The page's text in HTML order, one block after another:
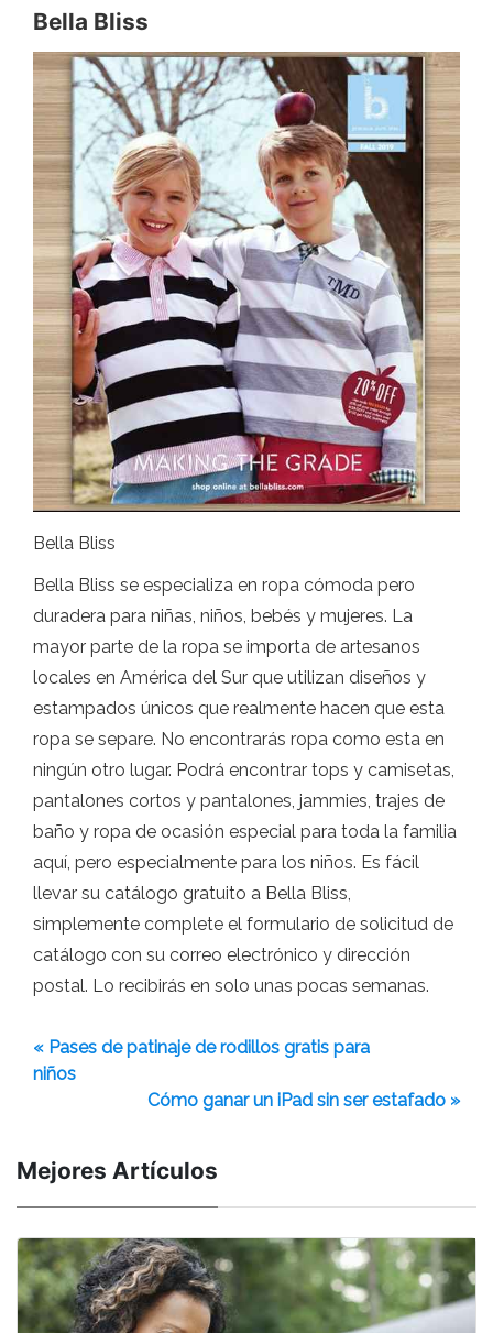
Bella Bliss
Bella Bliss
Bella Bliss se especializa en ropa cómoda pero
duradera para niñas, niños, bebés y mujeres. La
mayor parte de la ropa se importa de artesanos
locales en América del Sur que utilizan diseños y
estampados únicos que realmente hacen que esta
ropa se separe. No encontrarás ropa como esta en
ningún otro lugar. Podrá encontrar tops y camisetas,
pantalones cortos y pantalones, jammies, trajes de
baño y ropa de ocasión especial para toda la familia
aquí, pero especialmente para los niños. Es fácil
llevar su catálogo gratuito a Bella Bliss,
simplemente complete el formulario de solicitud de
catálogo con su correo electrónico y dirección
postal. Lo recibirás en solo unas pocas semanas.
« Pases de patinaje de rodillos gratis para
niños
Cómo ganar un iPad sin ser estafado »
Mejores Artículos